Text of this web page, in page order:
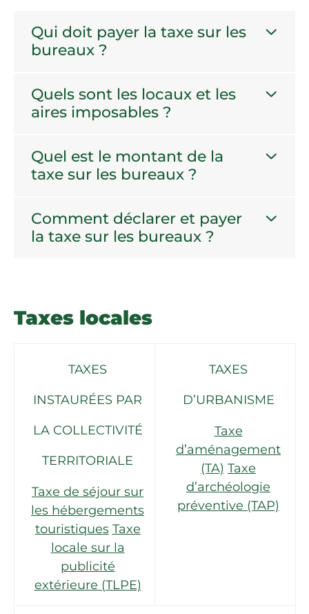
Qui doit payer la taxe sur les
bureaux ?
Quels sont les locaux et les
aires imposables ?
Quel est le montant de la
taxe sur les bureaux ?
Comment déclarer et payer
la taxe sur les bureaux ?
Taxes locales
TAXES
INSTAURÉES PAR
LA COLLECTIVITÉ
TERRITORIALE
Taxe de séjour sur
les hébergements
touristiques Taxe
locale sur la
publicité
extérieure (TLPE)
TAXES
D’URBANISME
Taxe
d’aménagement
(TA) Taxe
d’archéologie
préventive (TAP)